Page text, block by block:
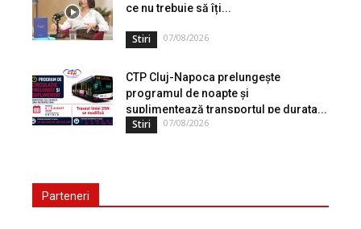
ce nu trebuie să îți...
Stiri 07/08/2026
CTP Cluj-Napoca prelungește
programul de noapte și
suplimentează transportul pe durata...
Stiri 07/08/2026
Parteneri